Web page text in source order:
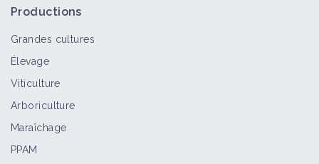
Productions
Grandes cultures
Élevage
Viticulture
Arboriculture
Maraîchage
PPAM